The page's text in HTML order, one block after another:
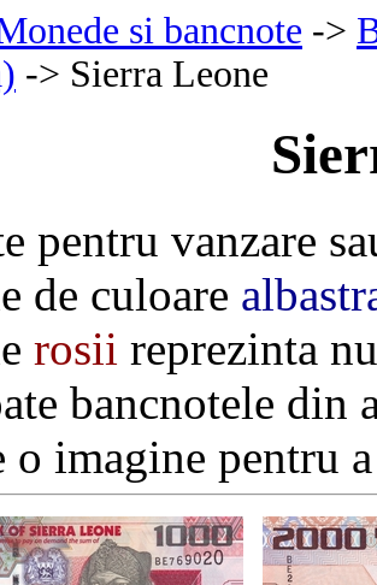
si bancnote ->
-> Sierra Leone
pentru vanzare
de culoare
rosii reprezinta
bancnotele din
o imagine pentru